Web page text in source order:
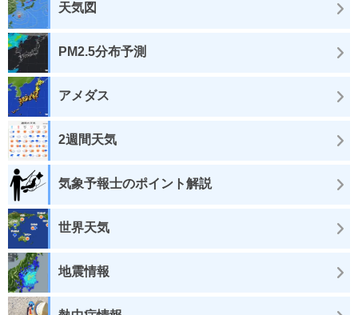
天気図
PM2.5分布予測
アメダス
2週間天気
気象予報士のポイント解説
世界天気
地震情報